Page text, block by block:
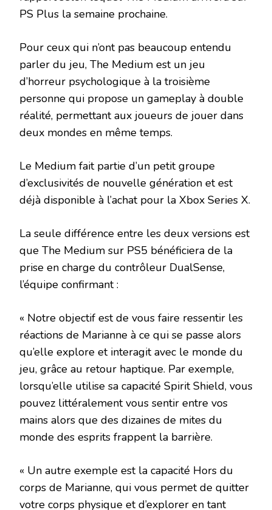
PS Plus la semaine prochaine.
Pour ceux qui n’ont pas beaucoup entendu
parler du jeu, The Medium est un jeu
d’horreur psychologique à la troisième
personne qui propose un gameplay à double
réalité, permettant aux joueurs de jouer dans
deux mondes en même temps.
Le Medium fait partie d’un petit groupe
d’exclusivités de nouvelle génération et est
déjà disponible à l’achat pour la Xbox Series X.
La seule différence entre les deux versions est
que The Medium sur PS5 bénéficiera de la
prise en charge du contrôleur DualSense,
l’équipe confirmant :
« Notre objectif est de vous faire ressentir les
réactions de Marianne à ce qui se passe alors
qu’elle explore et interagit avec le monde du
jeu, grâce au retour haptique. Par exemple,
lorsqu’elle utilise sa capacité Spirit Shield, vous
pouvez littéralement vous sentir entre vos
mains alors que des dizaines de mites du
monde des esprits frappent la barrière.
« Un autre exemple est la capacité Hors du
corps de Marianne, qui vous permet de quitter
votre corps physique et d’explorer en tant